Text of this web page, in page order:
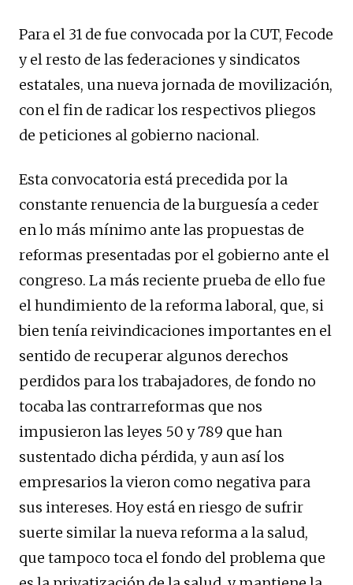
Para el 31 de fue convocada por la CUT, Fecode
y el resto de las federaciones y sindicatos
estatales, una nueva jornada de movilización,
con el fin de radicar los respectivos pliegos
de peticiones al gobierno nacional.
Esta convocatoria está precedida por la
constante renuencia de la burguesía a ceder
en lo más mínimo ante las propuestas de
reformas presentadas por el gobierno ante el
congreso. La más reciente prueba de ello fue
el hundimiento de la reforma laboral, que, si
bien tenía reivindicaciones importantes en el
sentido de recuperar algunos derechos
perdidos para los trabajadores, de fondo no
tocaba las contrarreformas que nos
impusieron las leyes 50 y 789 que han
sustentado dicha pérdida, y aun así los
empresarios la vieron como negativa para
sus intereses. Hoy está en riesgo de sufrir
suerte similar la nueva reforma a la salud,
que tampoco toca el fondo del problema que